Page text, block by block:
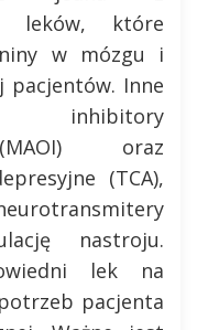
leków, które
w mózgu i
pacjentów. Inne
(MAOI) oraz
(TCA),
nastroju.
lek na
pacjenta